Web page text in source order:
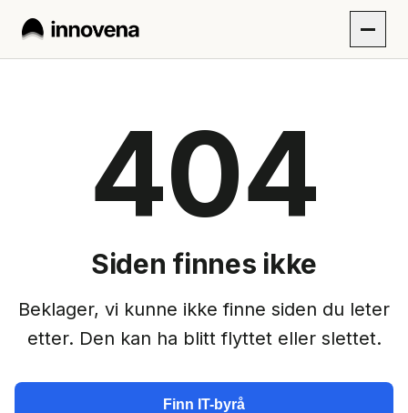
404
Siden finnes ikke
Beklager, vi kunne ikke finne siden du leter
etter. Den kan ha blitt flyttet eller slettet.
Finn IT-byrå